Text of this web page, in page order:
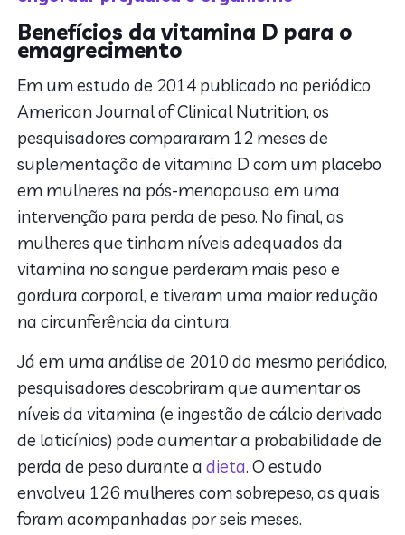
Benefícios da vitamina D para o
emagrecimento
Em um estudo de 2014 publicado no periódico
American Journal of Clinical Nutrition, os
pesquisadores compararam 12 meses de
suplementação de vitamina D com um placebo
em mulheres na pós-menopausa em uma
intervenção para perda de peso. No final, as
mulheres que tinham níveis adequados da
vitamina no sangue perderam mais peso e
gordura corporal, e tiveram uma maior redução
na circunferência da cintura.
Já em uma análise de 2010 do mesmo periódico,
pesquisadores descobriram que aumentar os
níveis da vitamina (e ingestão de cálcio derivado
de laticínios) pode aumentar a probabilidade de
perda de peso durante adieta. O estudo
envolveu 126 mulheres com sobrepeso, as quais
foram acompanhadas por seis meses.